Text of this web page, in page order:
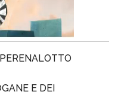
E DEI